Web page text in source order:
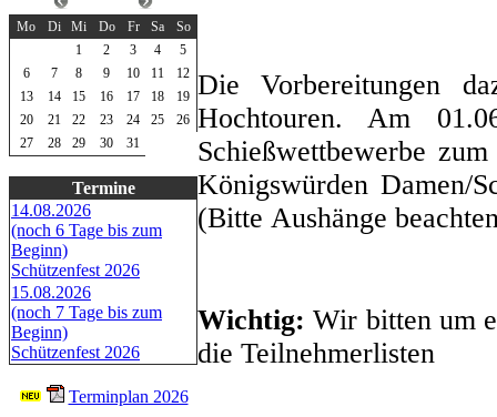
Mo
Di Mi Do Fr Sa
So
1
2 3 4
5
6
7 8 9 10 11
12
13
14 15 16 17 18
19
20
21 22 23 24 25
26
27
28 29 30 31
Termine
14.08.2026
(noch 6 Tage bis zum
Beginn)
Schützenfest 2026
15.08.2026
(noch 7 Tage bis zum
Beginn)
Schützenfest 2026
Terminplan 2026
Die Vorbereitungen
Hochtouren. Am
Schießwettbewerbe
Königswürden Damen/
(Bitte Aushänge
Wichtig: Wir bitten um
die Teilnehmerlisten